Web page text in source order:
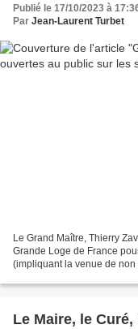
Publié le 17/10/2023 à
Par Jean-Laurent Turbet
Le Grand Maître, Thierry
Grande Loge de France
(impliquant la venue de
Le Maire, le